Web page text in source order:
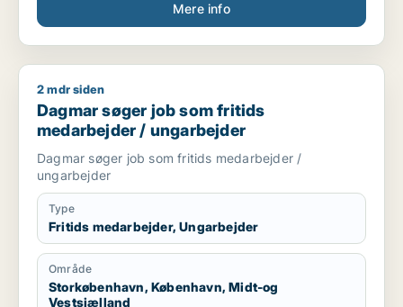
Mere info
Dagmar søger job som fritids medarbejder / ungarbejder
2 mdr siden
Dagmar søger job som fritids
medarbejder / ungarbejder
Dagmar søger job som fritids medarbejder /
ungarbejder
Type
Fritids medarbejder, Ungarbejder
Område
Storkøbenhavn, København, Midt-og
Vestsjælland